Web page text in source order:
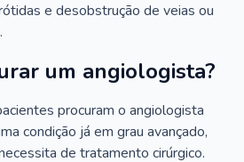
e desobstrução de veias ou
um angiologista?
procuram o angiologista
condição já em grau avançado,
de tratamento cirúrgico.